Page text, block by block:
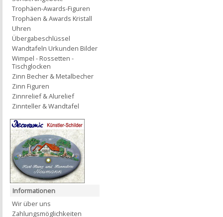
Trophäen-Awards-Figuren
Trophäen & Awards Kristall
Uhren
Übergabeschlüssel
Wandtafeln Urkunden Bilder
Wimpel - Rossetten -
Tischglocken
Zinn Becher & Metalbecher
Zinn Figuren
Zinnrelief & Alurelief
Zinnteller & Wandtafel
Informationen
Wir über uns
Zahlungsmöglichkeiten